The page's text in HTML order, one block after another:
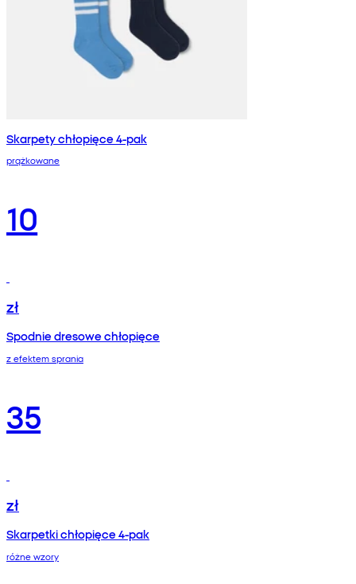
Skarpety chłopięce 4-pak
prążkowane
10
zł
Spodnie dresowe chłopięce
z efektem sprania
35
zł
Skarpetki chłopięce 4-pak
różne wzory